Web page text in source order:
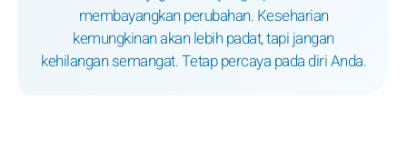
membayangkan perubahan. Keseharian
kemungkinan akan lebih padat, tapi jangan
kehilangan semangat. Tetap percaya pada diri Anda.